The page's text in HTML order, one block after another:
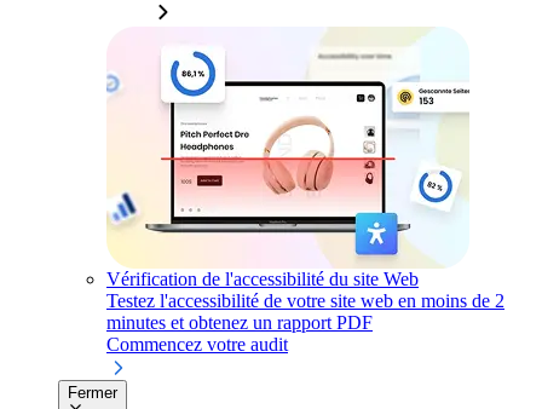
Vérification de l'accessibilité du site Web
Testez l'accessibilité de votre site web en moins de 2
minutes et obtenez un rapport PDF
Commencez votre audit
Fermer